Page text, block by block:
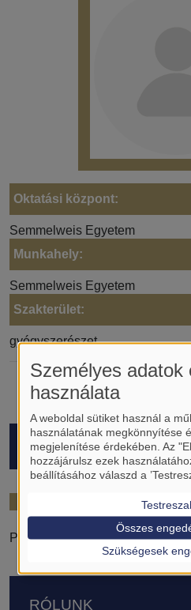
Oktatási központ:
Semmelweis Egyetem
Munkahely:
Semmelweis Egyetem
Szakterület:
gyógyszerészet
Pfeffer Anita
RÓLUNK
Személyes adatok
használata
A weboldal sütiket használ a
használatának megkönnyítése
megjelenítése érdekében. Az
hozzájárulsz ezek
beállításához válaszd a
Szükségesek
Összes